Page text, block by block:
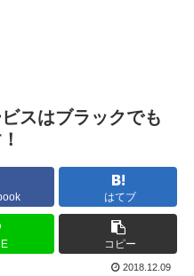
スはブラックでも
はてブ
コピー
2018.12.09